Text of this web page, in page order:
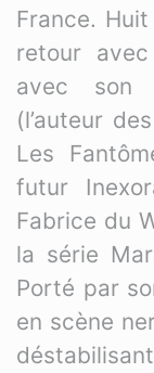
France.
retour
avec son
(l’auteur
Les
futur
Fabrice du
la série
Porté par
en scène